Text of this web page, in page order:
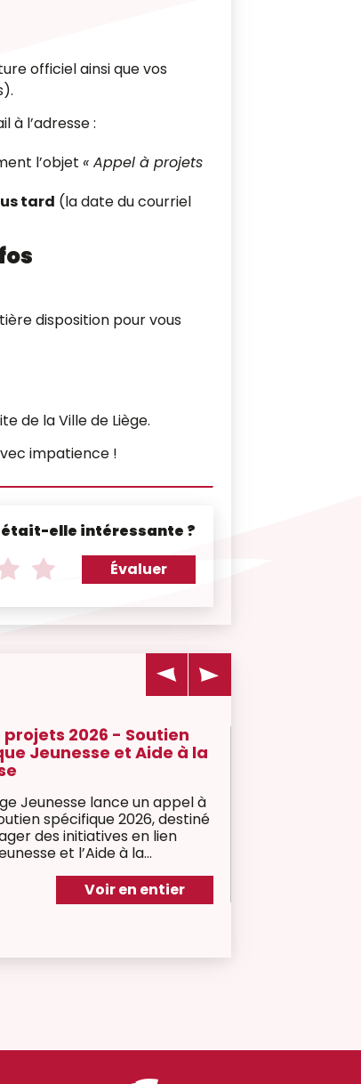
officiel ainsi que vos
.
à l’adresse :
l’objet« Appel à projets
tard (la date du courriel
disposition pour vous
de la Ville de Liège.
impatience !
elle intéressante ?
Note Note
5
sur
Évaluer
à projets subventionnant les
et de la jeunesse.
Voir en entier